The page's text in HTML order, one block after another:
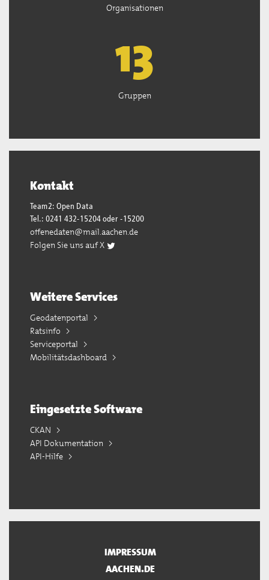
Organisationen
13
Gruppen
Kontakt
Team2: Open Data
Tel.: 0241 432-15204 oder -15200
offenedaten@mail.aachen.de
Folgen Sie uns auf X
Weitere Services
Geodatenportal
Ratsinfo
Serviceportal
Mobilitätsdashboard
Eingesetzte Software
CKAN
API Dokumentation
API-Hilfe
IMPRESSUM
AACHEN.DE